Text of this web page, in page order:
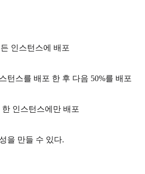
인스턴스에 배포
턴스를 배포 한 후 다음 50%를 배포
한 인스턴스에만 배포
을 만들 수 있다.